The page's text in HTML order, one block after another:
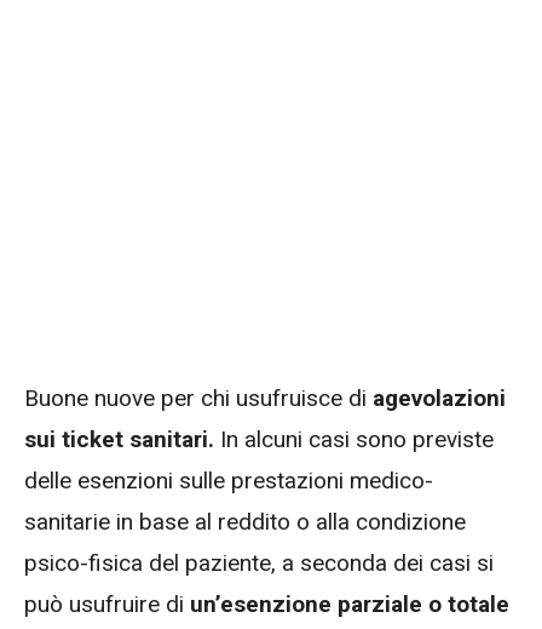
Buone nuove per chi usufruisce di agevolazioni
sui ticket sanitari. In alcuni casi sono previste
delle esenzioni sulle prestazioni medico-
sanitarie in base al reddito o alla condizione
psico-fisica del paziente, a seconda dei casi si
può usufruire di un’esenzione parziale o totale